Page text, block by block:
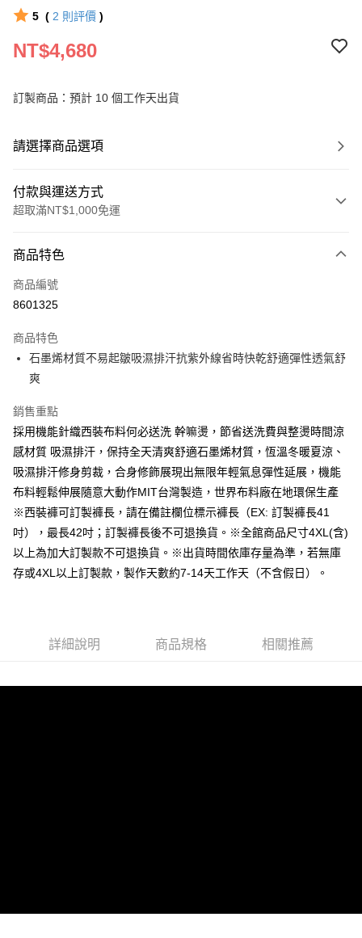
5 ( 2 則評價 )
NT$4,680
訂製商品：預計 10 個工作天出貨
請選擇商品選項
付款與運送方式
超取滿NT$1,000免運
信用卡一次付款
超商取貨付款
Apple Pay
悠遊付
Google Pay
ATM付款
全家取貨付款
每筆NT$60，滿NT$1,000(含以上)免運費
付款後全家取貨
每筆NT$60，滿NT$1,000(含以上)免運費
每筆NT$60，滿NT$1,000(含以上)免運費
商品特色
商品編號
8601325
商品特色
石墨烯材質不易起皺吸濕排汗抗紫外線省時快乾舒適彈性透氣舒
爽
銷售重點
採用機能針織西裝布料何必送洗 幹嘛燙，節省送洗費與整燙時間涼
感材質 吸濕排汗，保持全天清爽舒適石墨烯材質，恆溫冬暖夏涼、
吸濕排汗修身剪裁，合身修飾展現出無限年輕氣息彈性延展，機能
布料輕鬆伸展隨意大動作MIT台灣製造，世界布料廠在地環保生產
※西裝褲可訂製褲長，請在備註欄位標示褲長（EX: 訂製褲長41
吋），最長42吋；訂製褲長後不可退換貨。※全館商品尺寸4XL(含)
以上為加大訂製款不可退換貨。※出貨時間依庫存量為準，若無庫
存或4XL以上訂製款，製作天數約7-14天工作天（不含假日）。
詳細說明 商品規格 相關推薦